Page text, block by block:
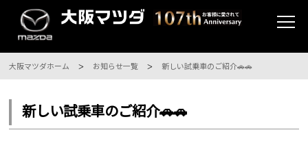
大阪マツダホーム お知らせ一覧 新しい試乗車のご紹介🚗🚗
新しい試乗車のご紹介🚗🚗